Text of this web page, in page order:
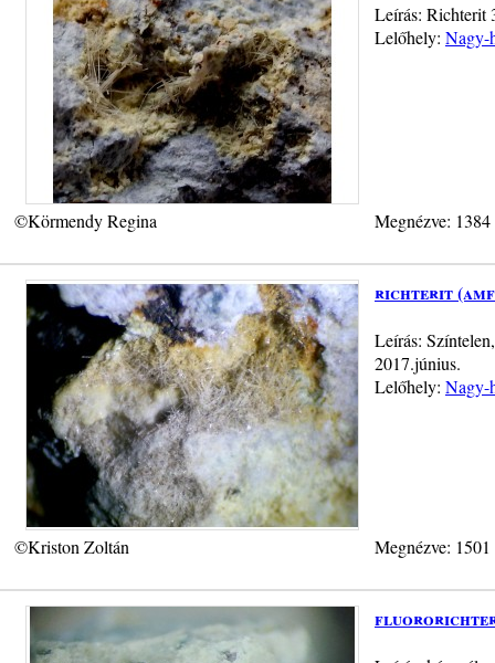
Leírás: Richterit
Lelőhely: Nagy-
©Körmendy Regina Megnézve:
richterit
Leírás:
2017.június.
Lelőhely: Nagy-
©Kriston Zoltán Megnézve: